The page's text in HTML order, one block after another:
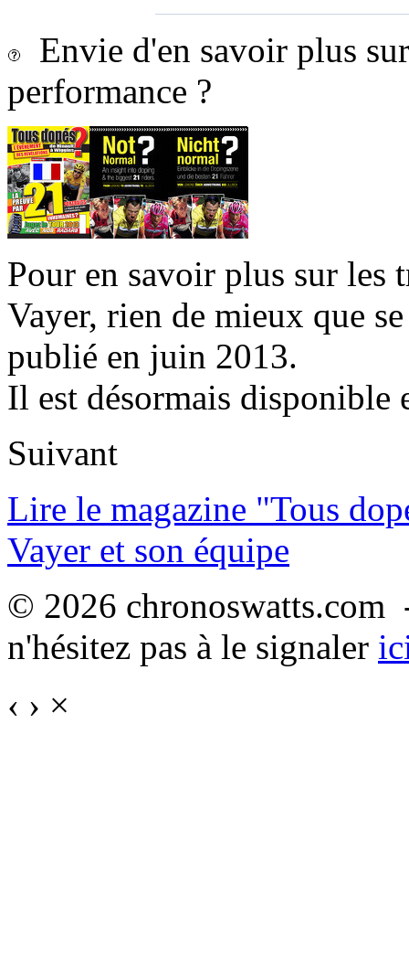
Envie d'en savoir plus
performance ?
Pour en savoir plus sur les
Vayer, rien de mieux que
publié en juin 2013.
Il est désormais disponible
Suivant
Lire le magazine "Tous
Vayer et son équipe
© 2026
n'hésitez pas à le signaler
‹ › ×